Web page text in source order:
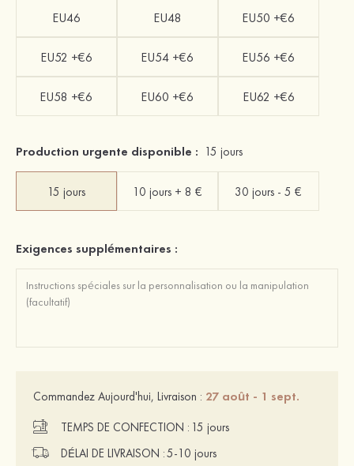
EU46 EU48 EU50 +€6
EU52 +€6 EU54 +€6 EU56 +€6
EU58 +€6 EU60 +€6 EU62 +€6
Production urgente disponible : 15 jours
15 jours 10 jours + 8 € 30 jours - 5 €
Exigences supplémentaires :
Commandez Aujourd'hui, Livraison : 27 août - 1 sept.
TEMPS DE CONFECTION : 15 jours
DÉLAI DE LIVRAISON :5-10 jours